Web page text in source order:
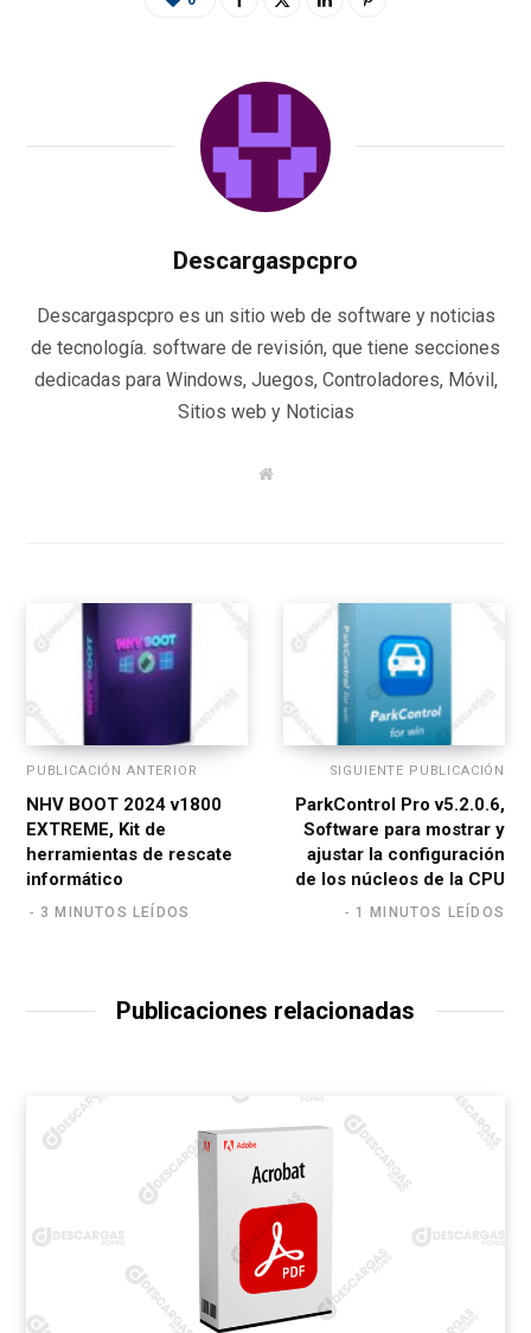
Descargaspcpro
Descargaspcpro es un sitio web de software y noticias
de tecnología. software de revisión, que tiene secciones
dedicadas para Windows, Juegos, Controladores, Móvil,
Sitios web y Noticias
W
PUBLICACIÓN ANTERIOR
NHV BOOT 2024 v1800
EXTREME, Kit de
herramientas de rescate
informático
3 MINUTOS LEÍDOS
SIGUIENTE PUBLICACIÓN
ParkControl Pro v5.2.0.6,
Software para mostrar y
ajustar la configuración
de los núcleos de la CPU
1 MINUTOS LEÍDOS
Publicaciones relacionadas